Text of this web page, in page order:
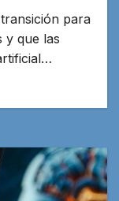
para
y que las